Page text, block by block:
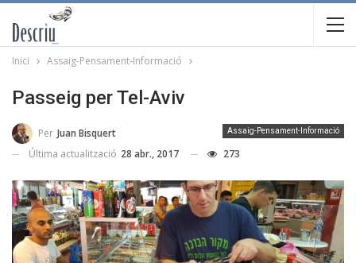
Inici Assaig-Pensament-Informació
Passeig per Tel-Aviv
Assaig-Pensament-Informació
Per Juan Bisquert
Última actualització 28 abr., 2017 273